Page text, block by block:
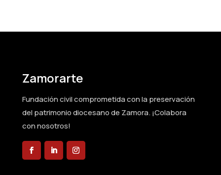
Zamorarte
Fundación civil comprometida con la preservación
del patrimonio diocesano de Zamora. ¡Colabora
con nosotros!